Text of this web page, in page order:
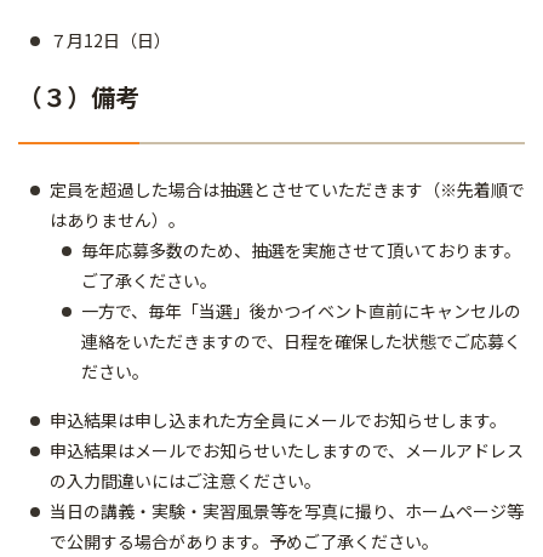
７月12日（日）
（３）備考
定員を超過した場合は抽選とさせていただきます（※先着順で
はありません）。
毎年応募多数のため、抽選を実施させて頂いております。
ご了承ください。
一方で、毎年「当選」後かつイベント直前にキャンセルの
連絡をいただきますので、日程を確保した状態でご応募く
ださい。
申込結果は申し込まれた方全員にメールでお知らせします。
申込結果はメールでお知らせいたしますので、メールアドレス
の入力間違いにはご注意ください。
当日の講義・実験・実習風景等を写真に撮り、ホームページ等
で公開する場合があります。予めご了承ください。